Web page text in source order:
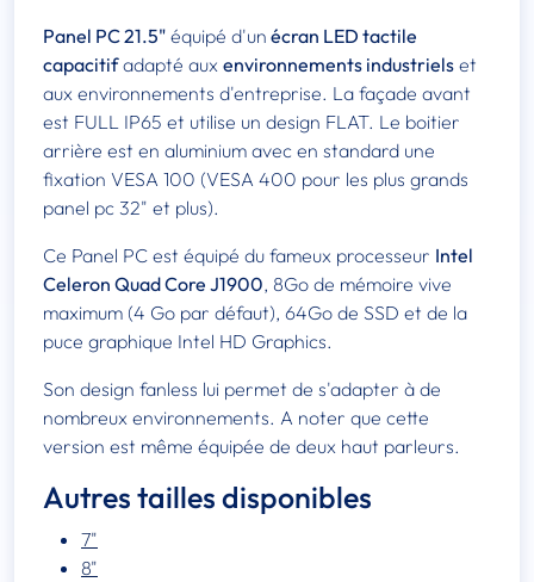
Panel PC 21.5" équipé d'un écran LED tactile
capacitifadapté aux environnements industriels et
aux environnements d'entreprise. La façade avant
est FULL IP65 et utilise un design FLAT. Le boitier
arrière est en aluminium avec en standard une
fixation VESA 100 (VESA 400 pour les plus grands
panel pc 32" et plus).
Ce Panel PC est équipé du fameux processeur Intel
Celeron Quad Core J1900, 8Go de mémoire vive
maximum (4 Go par défaut), 64Go de SSD et de la
puce graphique Intel HD Graphics.
Son design fanless lui permet de s'adapter à de
nombreux environnements. A noter que cette
version est même équipée de deux haut parleurs.
Autres tailles disponibles
7"
8"